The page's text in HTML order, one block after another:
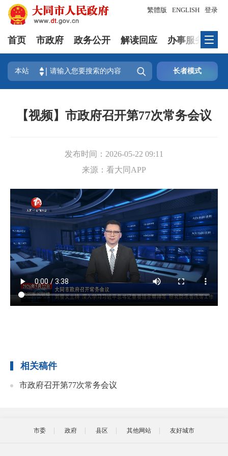
登录
繁體版 ENGLISH
首页 市政府 政务公开 解读回应 办事服务
本站  长者模式
【视频】市政府召开第77次常务会议
发布时间： 2026-05-22 09:11
来源： 看大同APP
相关稿件
市政府召开第77次常务会议
市委 政府 县区 其他网站 友好城市